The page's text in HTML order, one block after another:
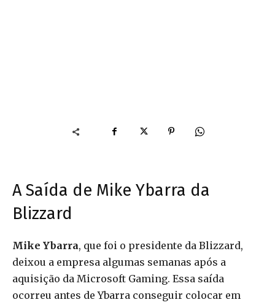
A Saída de Mike Ybarra da
Blizzard
Mike Ybarra, que foi o presidente da Blizzard,
deixou a empresa algumas semanas após a
aquisição da Microsoft Gaming. Essa saída
ocorreu antes de Ybarra conseguir colocar em